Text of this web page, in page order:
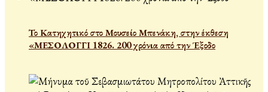
Το Κατηχητικό στο Μουσείο Μπενάκη, στην έκθεση
«ΜΕΣΟΛΟΓΓΙ 1826. 200 χρόνια από την Έξοδο